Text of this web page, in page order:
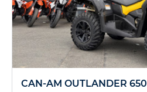
CAN-AM OUTLANDER 650